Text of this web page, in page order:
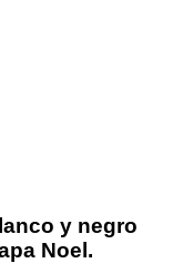
y negro
Noel.